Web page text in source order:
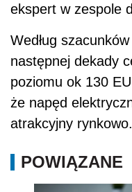
ekspert w zespole
Według
następnej dekady
poziomu ok 130
że napęd
atrakcyjny rynkowo.
POWIĄZANE